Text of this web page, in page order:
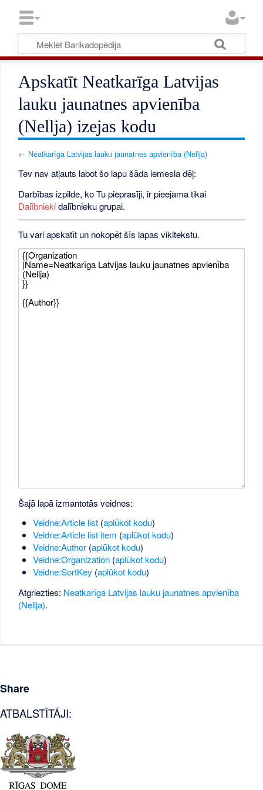
Apskatīt Neatkarīga Latvijas
lauku jaunatnes apvienība
(Nellja) izejas kodu
← Neatkarīga Latvijas lauku jaunatnes apvienība (Nellja)
Tev nav atļauts labot šo lapu šāda iemesla dēļ:
Darbības izpilde, ko Tu pieprasīji, ir pieejama tikai
Dalībniekidalībnieku grupai.
Tu vari apskatīt un nokopēt šīs lapas vikitekstu.
Šajā lapā izmantotās veidnes:
Veidne:Article list(aplūkot kodu)
Veidne:Article list item (aplūkot kodu)
Veidne:Author(aplūkot kodu)
Veidne:Organization(aplūkot kodu)
Veidne:SortKey (aplūkot kodu)
Atgriezties: Neatkarīga Latvijas lauku jaunatnes apvienība
(Nellja).
Share
ATBALSTĪTĀJI: